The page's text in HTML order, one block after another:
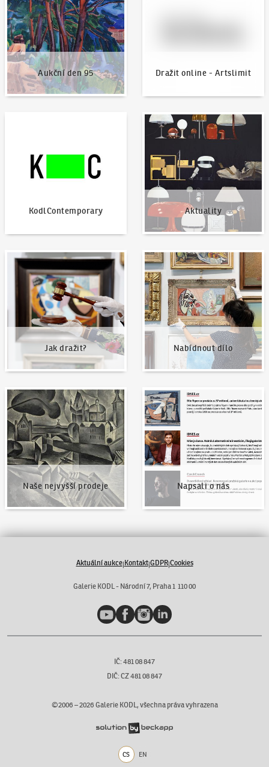
Aukční den 95 Dražit online - Artslimit
KodlContemporary Aktuality
Aktuality
Jak dražit?
Jak dražit?
Nabídnout dílo
Nabídnout dílo
Naše nejvyšší prodeje
Naše nejvyšší prodeje
Napsali o nás
Napsali o nás
Aktuální aukce|Kontakt|GDPR|Cookies
Galerie KODL - Národní 7, Praha 1 110 00
YouTubeFacebookInstagramLinkedIn
IČ: 481 08 847
DIČ: CZ 481 08 847
©2006 –2026 Galerie KODL, všechna práva vyhrazena
CS EN